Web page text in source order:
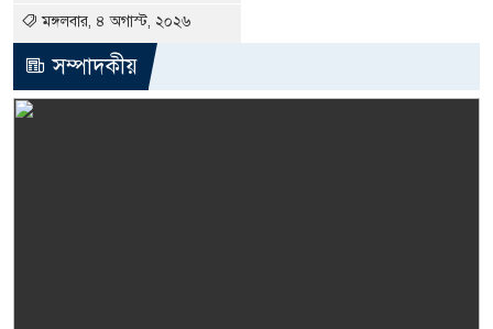
মঙ্গলবার, ৪ অগাস্ট, ২০২৬
সম্পাদকীয়